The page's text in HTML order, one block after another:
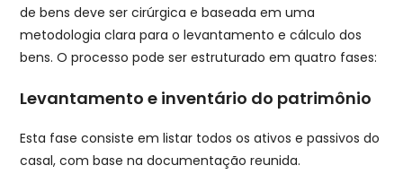
de bens deve ser cirúrgica e baseada em uma
metodologia clara para o levantamento e cálculo dos
bens. O processo pode ser estruturado em quatro fases:
Levantamento e inventário do patrimônio
Esta fase consiste em listar todos os ativos e passivos do
casal, com base na documentação reunida.